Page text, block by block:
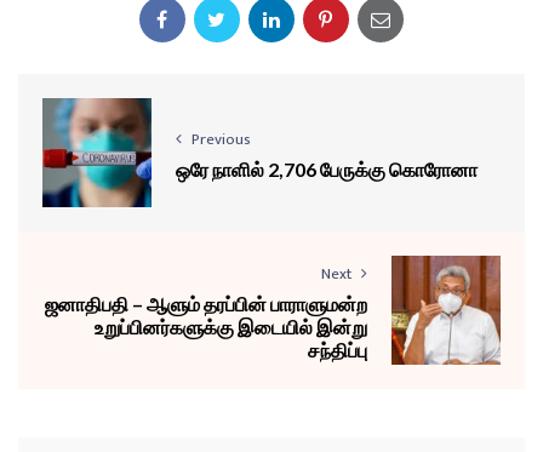
Previous
ஒரே நாளில் 2,706 பேருக்கு கொரோனா
Next
ஜனாதிபதி – ஆளும் தரப்பின் பாராளுமன்ற
உறுப்பினர்களுக்கு இடையில் இன்று
சந்திப்பு